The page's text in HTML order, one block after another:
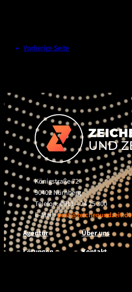
← Vorherige Seite
Königstraße 72
90402 Nürnberg
Telefon: 0911 – 24 25 300
E-Mail:post@zeichenundzeit.de
Agentur
Lösungen
Über uns
Kontakt